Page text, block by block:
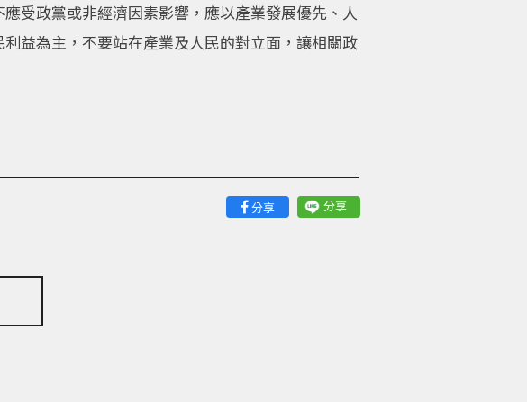
受政黨或非經濟因素影響，應以產業發展優先、人
益為主，不要站在產業及人民的對立面，讓相關政
分享 分享